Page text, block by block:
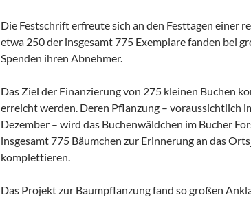
Die Festschrift erfreute sich an den Festtagen einer
etwa 250 der insgesamt 775 Exemplare fanden bei
Spenden ihren Abnehmer.
Das Ziel der Finanzierung von 275 kleinen Buchen
erreicht werden. Deren Pflanzung – voraussichtlich
Dezember – wird das Buchenwäldchen im Bucher
insgesamt 775 Bäumchen zur Erinnerung an das
komplettieren.
Das Projekt zur Baumpflanzung fand so großen